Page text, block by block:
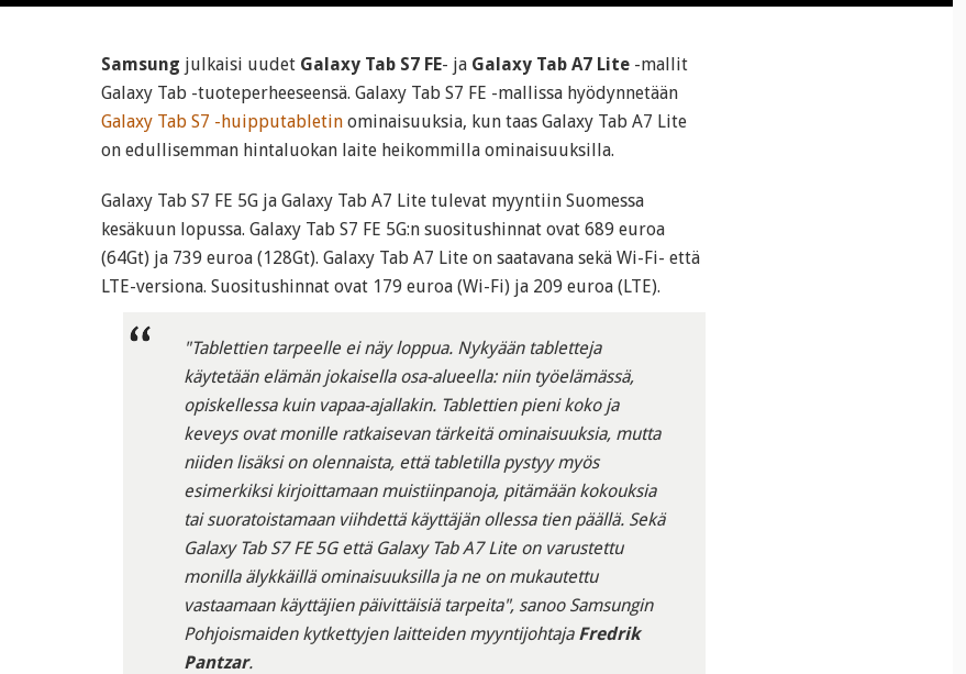
Samsung julkaisi uudet Galaxy Tab S7 FE- ja Galaxy Tab A7 Lite -mallit
Galaxy Tab -tuoteperheeseensä. Galaxy Tab S7 FE -mallissa hyödynnetään
Galaxy Tab S7 -huipputabletin ominaisuuksia, kun taas Galaxy Tab A7 Lite
on edullisemman hintaluokan laite heikommilla ominaisuuksilla.
Galaxy Tab S7 FE 5G ja Galaxy Tab A7 Lite tulevat myyntiin Suomessa
kesäkuun lopussa. Galaxy Tab S7 FE 5G:n suositushinnat ovat 689 euroa
(64Gt) ja 739 euroa (128Gt). Galaxy Tab A7 Lite on saatavana sekä Wi-Fi- että
LTE-versiona. Suositushinnat ovat 179 euroa (Wi-Fi) ja 209 euroa (LTE).
"Tablettien tarpeelle ei näy loppua. Nykyään tabletteja
käytetään elämän jokaisella osa-alueella: niin työelämässä,
opiskellessa kuin vapaa-ajallakin. Tablettien pieni koko ja
keveys ovat monille ratkaisevan tärkeitä ominaisuuksia, mutta
niiden lisäksi on olennaista, että tabletilla pystyy myös
esimerkiksi kirjoittamaan muistiinpanoja, pitämään kokouksia
tai suoratoistamaan viihdettä käyttäjän ollessa tien päällä. Sekä
Galaxy Tab S7 FE 5G että Galaxy Tab A7 Lite on varustettu
monilla älykkäillä ominaisuuksilla ja ne on mukautettu
vastaamaan käyttäjien päivittäisiä tarpeita", sanoo Samsungin
Pohjoismaiden kytkettyjen laitteiden myyntijohtaja Fredrik
Pantzar.